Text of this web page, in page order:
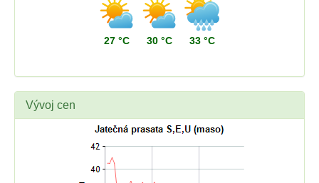
27 °C 30 °C 33 °C
Vývoj cen